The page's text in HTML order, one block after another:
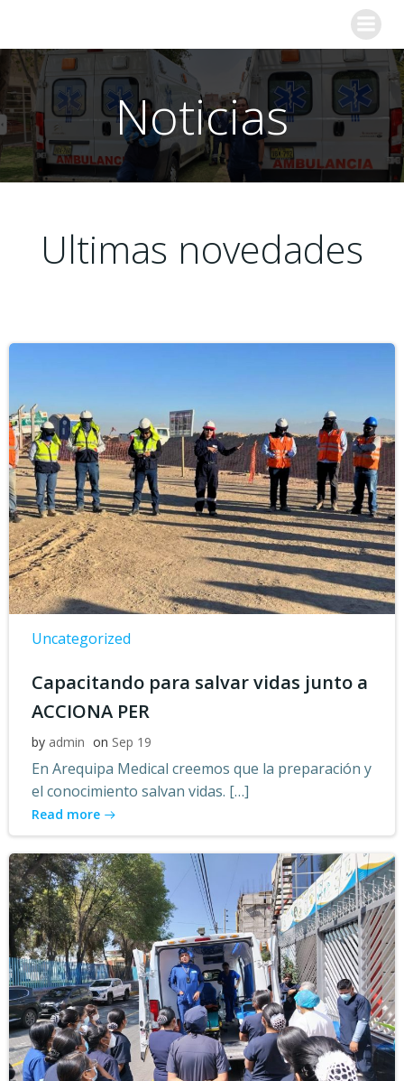
contenido
Noticias
Ultimas novedades
Uncategorized
Capacitando para salvar vidas junto a
ACCIONA PER
by admin on Sep 19
En Arequipa Medical creemos que la preparación y
el conocimiento salvan vidas. […]
Read more